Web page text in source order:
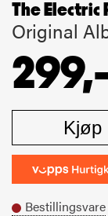
The Electric
Original
Kjøp
Bestillingsvare